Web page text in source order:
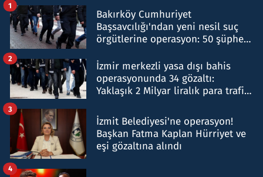
Bakırköy Cumhuriyet
Başsavcılığı'ndan yeni nesil suç
örgütlerine operasyon: 50 şüpheli
1
İzmir merkezli yasa dışı bahis
operasyonunda 34 gözaltı:
Yaklaşık 2 Milyar liralık para trafiği
2
İzmit Belediyesi'ne operasyon!
Başkan Fatma Kaplan Hürriyet ve
eşi gözaltına alındı
3
4